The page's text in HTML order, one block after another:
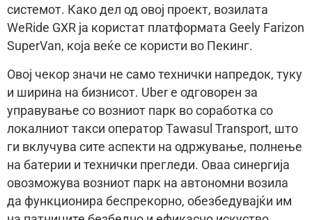
системот. Како дел од овој проект, возилата
WeRide GXR ја користат платформата Geely Farizon
SuperVan, која веќе се користи во Пекинг.
Овој чекор значи не само технички напредок, туку
и ширина на бизнисот. Uber е одговорен за
управување со возниот парк во соработка со
локалниот такси оператор Tawasul Transport, што
ги вклучува сите аспекти на одржување, полнење
на батерии и технички прегледи. Оваа синергија
овозможува возниот парк на автономни возила
да функционира беспрекорно, обезбедувајќи им